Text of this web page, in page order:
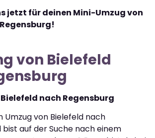
jetzt für deinen Mini-Umzug von
von Bielefeld
nach Regensburg
Umzug von Bielefeld nach
bist auf der Suche nach einem